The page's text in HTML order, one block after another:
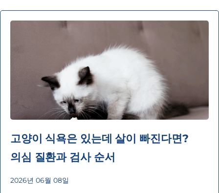
고양이 식욕은 있는데 살이 빠진다면?
의심 질환과 검사 순서
2026년 06월 08일